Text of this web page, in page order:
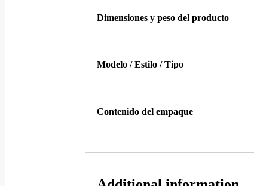
Dimensiones y peso del producto
Modelo / Estilo / Tipo
Contenido del empaque